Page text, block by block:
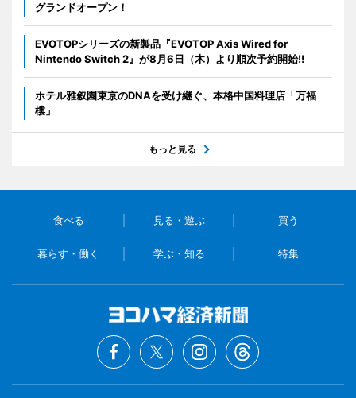
グランドオープン！
EVOTOPシリーズの新製品『EVOTOP Axis Wired for
Nintendo Switch 2』が8月6日（木）より順次予約開始!!
ホテル雅叙園東京のDNAを受け継ぐ、本格中国料理店「万福
樓」
もっと見る
食べる 見る・遊ぶ 買う
暮らす・働く 学ぶ・知る 特集